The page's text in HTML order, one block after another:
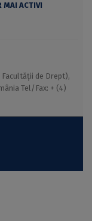
MAI ACTIVI
de Drept),
Tel/Fax: + (4)